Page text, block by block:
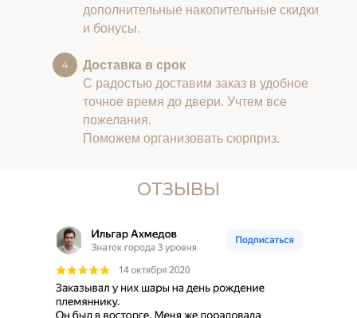
дополнительные накопительные скидки
и бонусы.
Доставка в срок
С радостью доставим заказ в удобное
точное время до двери. Учтем все
пожелания.
Поможем организовать сюрприз.
ОТЗЫВЫ